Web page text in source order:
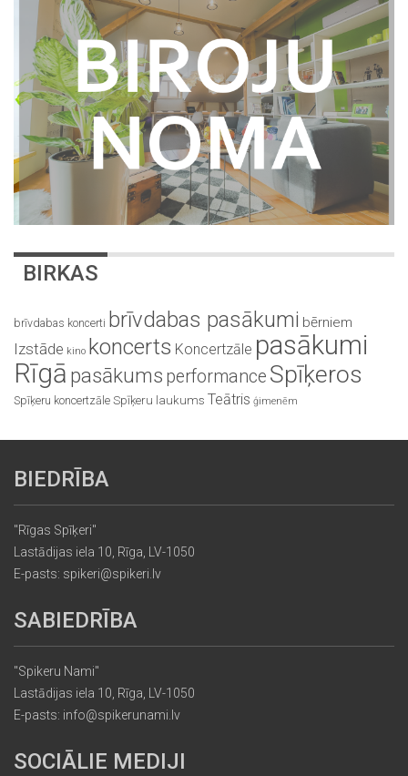
BIRKAS
brīvdabas koncerti brīvdabas pasākumi bērniem
Izstāde kino koncerts Koncertzāle pasākumi
Rīgā pasākums performance Spīķeros
Spīķeru koncertzāle Spīķeru laukums Teātris ģimenēm
BIEDRĪBA
"Rīgas Spīķeri"
Lastādijas iela 10, Rīga, LV-1050
E-pasts: spikeri@spikeri.lv
SABIEDRĪBA
"Spikeru Nami"
Lastādijas iela 10, Rīga, LV-1050
E-pasts: info@spikerunami.lv
SOCIĀLIE MEDIJI